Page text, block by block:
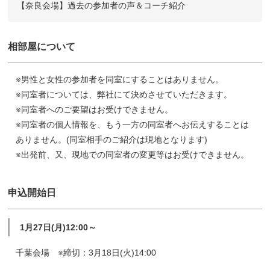
【奈良会場】過去の参加者の声＆コーチ紹介
相部屋について
※男性と女性の参加者を同室にすることはありません。
※同室者については、弊社にて決めさせていただきます。
※同室者へのご要望はお受けできません。
※同室者の個人情報を、もう一方の同室者へお伝えすることは
ありません。(同室相手のご紹介は現地となります)
※出発前、又、現地での同室者の変更等はお受けできません。
申込開始日
1月27日(月)12:00～
千葉会場 ※締切：3月18日(火)14:00